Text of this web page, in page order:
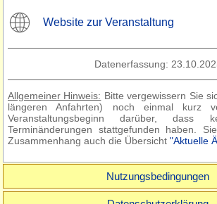
Website zur Veranstaltung
Datenerfassung:
Allgemeiner Hinweis: Bitte vergewissern Sie
längeren Anfahrten) noch einmal kurz
Veranstaltungsbeginn darüber, dass
Terminänderungen stattgefunden haben.
Zusammenhang auch die Übersicht "Aktuelle
Nutzungsbedingungen